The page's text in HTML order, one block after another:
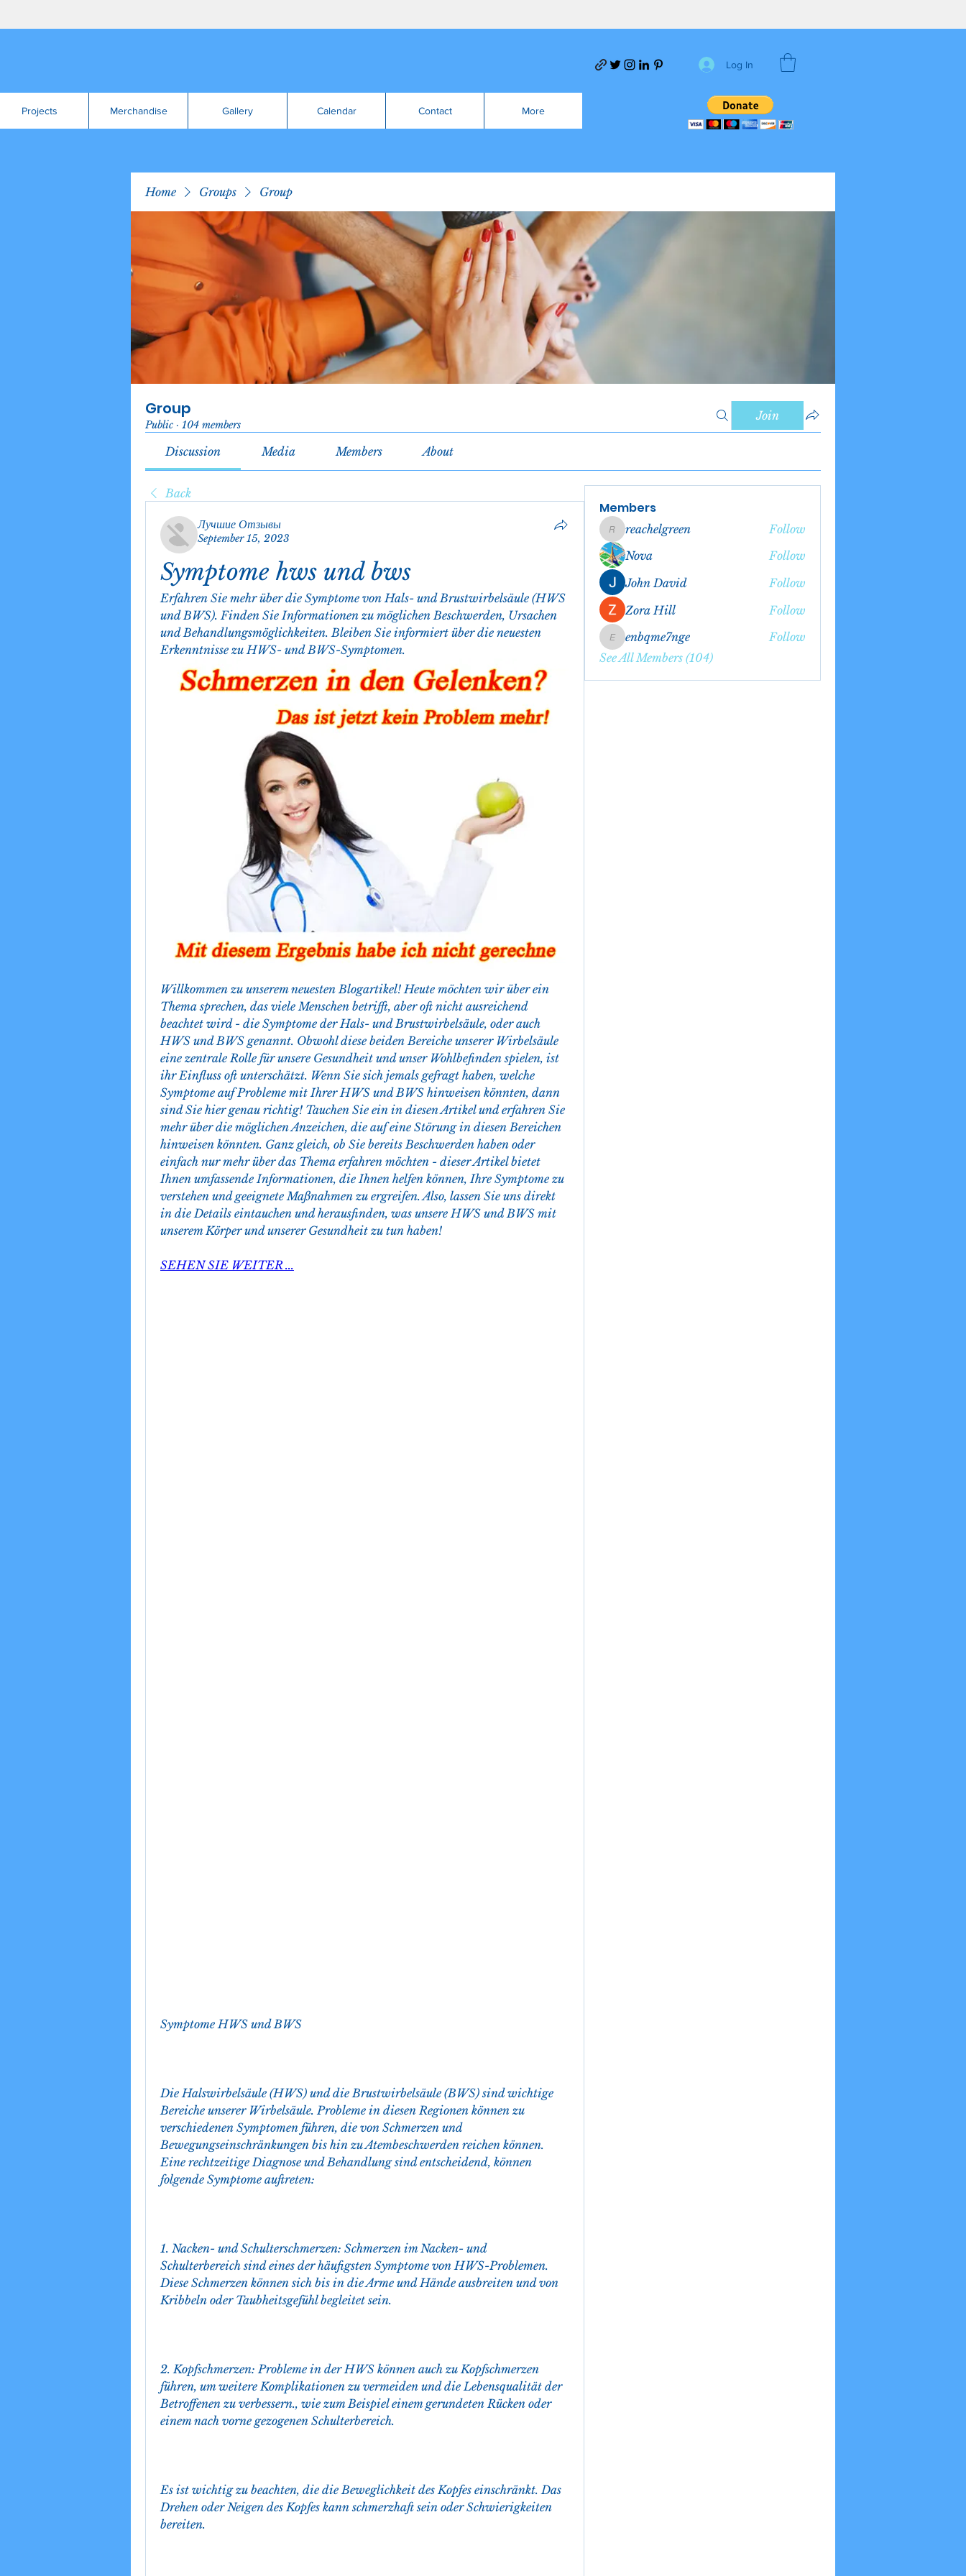
Log In
Projects Merchandise Gallery Calendar Contact More
Home Groups Group
Group
Public · 104 members
Join
Discussion Media Members About
Back
Лучшие Отзывы
September 15, 2023
Symptome hws und bws
Erfahren Sie mehr über die Symptome von Hals- und Brustwirbelsäule (HWS
und BWS). Finden Sie Informationen zu möglichen Beschwerden, Ursachen
und Behandlungsmöglichkeiten. Bleiben Sie informiert über die neuesten
Erkenntnisse zu HWS- und BWS-Symptomen.
Willkommen zu unserem neuesten Blogartikel! Heute möchten wir über ein
Thema sprechen, das viele Menschen betrifft, aber oft nicht ausreichend
beachtet wird - die Symptome der Hals- und Brustwirbelsäule, oder auch
HWS und BWS genannt. Obwohl diese beiden Bereiche unserer Wirbelsäule
eine zentrale Rolle für unsere Gesundheit und unser Wohlbefinden spielen, ist
ihr Einfluss oft unterschätzt. Wenn Sie sich jemals gefragt haben, welche
Symptome auf Probleme mit Ihrer HWS und BWS hinweisen könnten, dann
sind Sie hier genau richtig! Tauchen Sie ein in diesen Artikel und erfahren Sie
mehr über die möglichen Anzeichen, die auf eine Störung in diesen Bereichen
hinweisen könnten. Ganz gleich, ob Sie bereits Beschwerden haben oder
einfach nur mehr über das Thema erfahren möchten - dieser Artikel bietet
Ihnen umfassende Informationen, die Ihnen helfen können, Ihre Symptome zu
verstehen und geeignete Maßnahmen zu ergreifen. Also, lassen Sie uns direkt
in die Details eintauchen und herausfinden, was unsere HWS und BWS mit
unserem Körper und unserer Gesundheit zu tun haben!
SEHEN SIE WEITER ...
Symptome HWS und BWS
Die Halswirbelsäule (HWS) und die Brustwirbelsäule (BWS) sind wichtige
Bereiche unserer Wirbelsäule. Probleme in diesen Regionen können zu
verschiedenen Symptomen führen, die von Schmerzen und
Bewegungseinschränkungen bis hin zu Atembeschwerden reichen können.
Eine rechtzeitige Diagnose und Behandlung sind entscheidend, können
folgende Symptome auftreten:
1. Nacken- und Schulterschmerzen: Schmerzen im Nacken- und
Schulterbereich sind eines der häufigsten Symptome von HWS-Problemen.
Diese Schmerzen können sich bis in die Arme und Hände ausbreiten und von
Kribbeln oder Taubheitsgefühl begleitet sein.
2. Kopfschmerzen: Probleme in der HWS können auch zu Kopfschmerzen
führen, um weitere Komplikationen zu vermeiden und die Lebensqualität der
Betroffenen zu verbessern., wie zum Beispiel einem gerundeten Rücken oder
einem nach vorne gezogenen Schulterbereich.
Es ist wichtig zu beachten, die die Beweglichkeit des Kopfes einschränkt. Das
Drehen oder Neigen des Kopfes kann schmerzhaft sein oder Schwierigkeiten
bereiten.
Members
reachelgreen
reachelgreen
Follow
Nova
Follow
John David
Follow
Zora Hill
Follow
enbqme7nge
enbqme7nge
Follow
See All Members (104)